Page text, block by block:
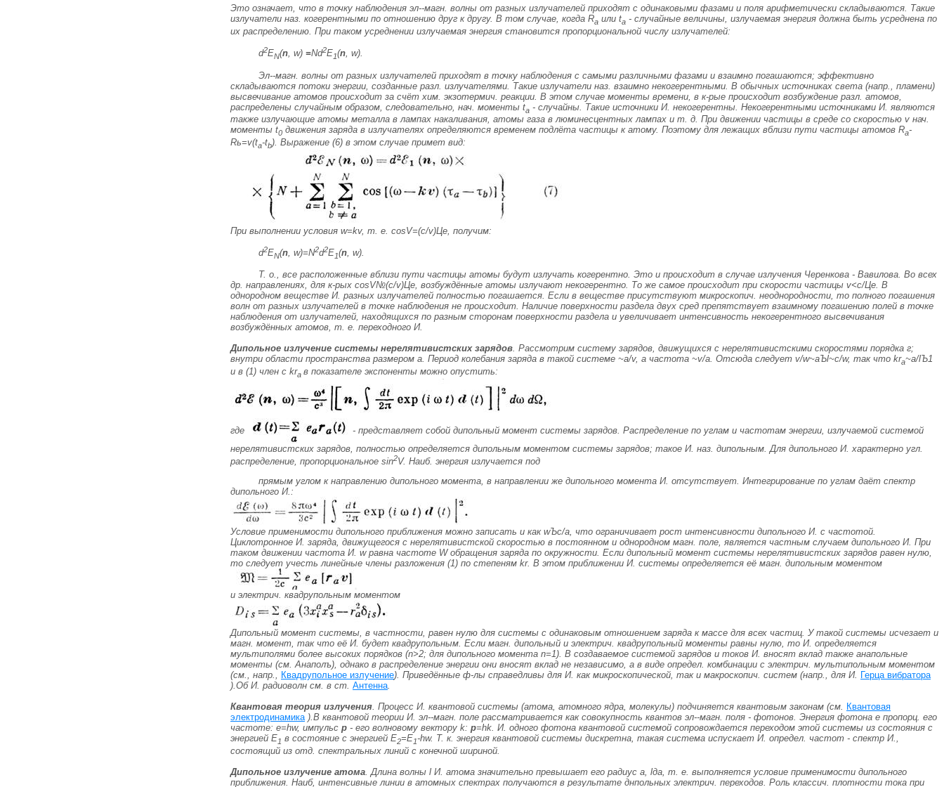
Это означает, что в точку наблюдения эл--магн. волны от разных излучателей приходят с одинаковыми фазами и поля арифметически складываются. Такие
излучатели наз. когерентными по отношению друг к другу. В том случае, когда Rа или tа - случайные величины, излучаемая энергия должна быть усреднена по
их распределению. При таком усреднении излучаемая энергия становится пропорциональной числу излучателей:
d2EN(n, w) =Nd2E1(n, w).
Эл--магн. волны от разных излучателей приходят в точку наблюдения с самыми различными фазами и взаимно погашаются; эффективно
складываются потоки энергии, созданные разл. излучателями. Такие излучатели наз. взаимно некогерентными. В обычных источниках света (напр., пламени)
высвечивание атомов происходит за счёт хим. экзотермич. реакции. В этом случае моменты времени, в к-рые происходит возбуждение разл. атомов,
распределены случайным образом, следовательно, нач. моменты tа - случайны. Такие источники И. некогерентны. Некогерентными источниками И. являются
также излучающие атомы металла в лампах накаливания, атомы газа в люминесцентных лампах и т. д. При движении частицы в среде со скоростью v нач.
моменты t0 движения заряда в излучателях определяются временем подлёта частицы к атому. Поэтому для лежащих вблизи пути частицы атомов Rа-
Rь=v(ta-tb). Выражение (6) в этом случае примет вид:
При выполнении условия w=kv, т. е. cosV=(с/v)Цe , получим:
d2EN(n, w)=N2d2E1(n, w).
Т. о., все расположенные вблизи пути частицы атомы будут излучать когерентно. Это и происходит в случае излучения Черенкова - Вавилова. Во всех
др. направлениях, для к-рых cosV№(с/v)Цe, возбуждённые атомы излучают некогерентно. То же самое происходит при скорости частицы v<c/Цe. В
однородном веществе И. разных излучателей полностью погашается. Если в веществе присутствуют микроскопич. неоднородности, то полного погашения
волн от разных излучателей в точке наблюдения не происходит. Наличие поверхности раздела двух сред препятствует взаимному погашению полей в точке
наблюдения от излучателей, находящихся по разным сторонам поверхности раздела и увеличивает интенсивность некогерентного высвечивания
возбуждённых атомов, т. е. переходного И.
Дипольное излучение системы нерелятивистских зарядов. Рассмотрим систему зарядов, движущихся с нерелятивистскими скоростями порядка г;
внутри области пространства размером a. Период колебания заряда в такой системе ~а/v, а частота ~v/a. Отсюда следует v/w~aЪl~c/w, так что krа~a/lЪ1
и в (1) член с kra в показателе экспоненты можно опустить:
где
- представляет собой дипольный момент системы зарядов. Распределение по углам и частотам энергии, излучаемой системой
нерелятивистских зарядов, полностью определяется дипольным моментом системы зарядов; такое И. наз. дипольным. Для дипольного И. характерно угл.
распределение, пропорциональное sin2V. Наиб. энергия излучается под
прямым углом к направлению дипольного момента, в направлении же дипольного момента И. отсутствует. Интегрирование по углам даёт спектр
дипольного И.:
Условие применимости дипольного приближения можно записать и как wЪс/а, что ограничивает рост интенсивности дипольного И. с частотой.
Циклотронное И. заряда, движущегося с нерелятивистской скоростью в постоянном и однородном магн. поле, является частным случаем дипольного И. При
таком движении частота И. w равна частоте W обращения заряда по окружности. Если дипольный момент системы нерелятивистских зарядов равен нулю,
то следует учесть линейные члены разложения (1) по степеням kr. В этом приближении И. системы определяется её магн. дипольным моментом
и электрич. квадрупольным моментом
Дипольный момент системы, в частности, равен нулю для системы с одинаковым отношением заряда к массе для всех частиц. У такой системы исчезает и
магн. момент, так что её И. будет квадрупольным. Если магн. дипольный и электрич. квадрупольный моменты равны нулю, то И. определяется
мультиполями более высоких порядков (n>2; для дипольного момента n=1). В создаваемое системой зарядов и токов И. вносят вклад также анапольные
моменты (см.Анаполъ), однако в распределение энергии они вносят вклад не независимо, а в виде определ. комбинации с электрич. мультипольным моментом
(см., напр., Квадрупольное излучение). Приведённые ф-лы справедливы для И. как микроскопической, так и макроскопич. систем (напр., для И. Герца вибратора
).Об И. радиоволн см. в ст. Антенна.
Квантовая теория излучения. Процесс И. квантовой системы (атома, атомного ядра, молекулы) подчиняется квантовым законам (см. Квантовая
электродинамика).В квантовой теории И. эл--магн. поле рассматривается как совокупность квантов эл--магн. поля - фотонов. Энергия фотона е пропорц. его
частоте: e=hw, импульс р - его волновому вектору k: p=hk. И. одного фотона квантовой системой сопровождается переходом этой системы из состояния с
энергией E1 в состояние с энергией E2=E1-hw. Т. к. энергия квантовой системы дискретна, такая система испускает И. определ. частот - спектр И.,
состоящий из отд. спектральных линий с конечной шириной.
Дипольное излучение атома. Длина волны l И. атома значительно превышает его радиус а, lдa, т. е. выполняется условие применимости дипольного
приближения. Наиб, интенсивные линии в атомных спектрах получаются в результате днпольных электрич. переходов. Роль классич. плотности тока при